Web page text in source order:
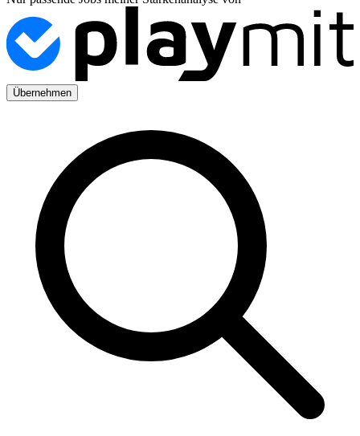
Übernehmen